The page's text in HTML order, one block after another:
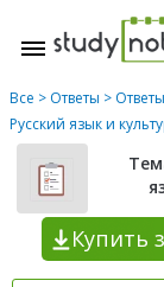
Все > Ответы >
Русский язык и
Купить